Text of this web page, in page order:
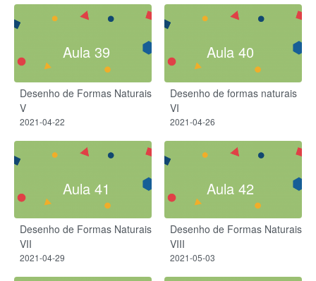
Aula 39
Desenho de Formas Naturais
V
2021-04-22
Aula 40
Desenho de formas naturais
VI
2021-04-26
Aula 41
Desenho de Formas Naturais
VII
2021-04-29
Aula 42
Desenho de Formas Naturais
VIII
2021-05-03